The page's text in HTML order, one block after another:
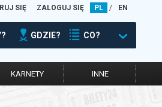
SIĘ ZALOGUJ SIĘ PL / EN
GDZIE? CO?
KARNETY INNE